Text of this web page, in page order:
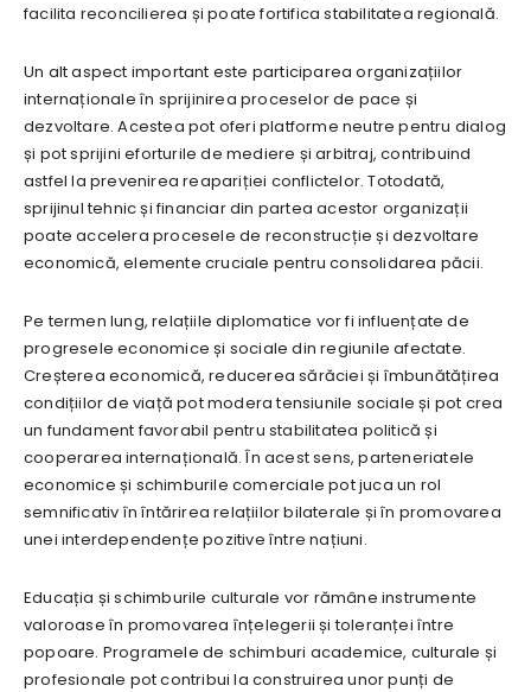
facilita reconcilierea și poate fortifica stabilitatea regională.
Un alt aspect important este participarea organizațiilor
internaționale în sprijinirea proceselor de pace și
dezvoltare. Acestea pot oferi platforme neutre pentru dialog
și pot sprijini eforturile de mediere și arbitraj, contribuind
astfel la prevenirea reapariției conflictelor. Totodată,
sprijinul tehnic și financiar din partea acestor organizații
poate accelera procesele de reconstrucție și dezvoltare
economică, elemente cruciale pentru consolidarea păcii.
Pe termen lung, relațiile diplomatice vor fi influențate de
progresele economice și sociale din regiunile afectate.
Creșterea economică, reducerea sărăciei și îmbunătățirea
condițiilor de viață pot modera tensiunile sociale și pot crea
un fundament favorabil pentru stabilitatea politică și
cooperarea internațională. În acest sens, parteneriatele
economice și schimburile comerciale pot juca un rol
semnificativ în întărirea relațiilor bilaterale și în promovarea
unei interdependențe pozitive între națiuni.
Educația și schimburile culturale vor rămâne instrumente
valoroase în promovarea înțelegerii și toleranței între
popoare. Programele de schimburi academice, culturale și
profesionale pot contribui la construirea unor punți de